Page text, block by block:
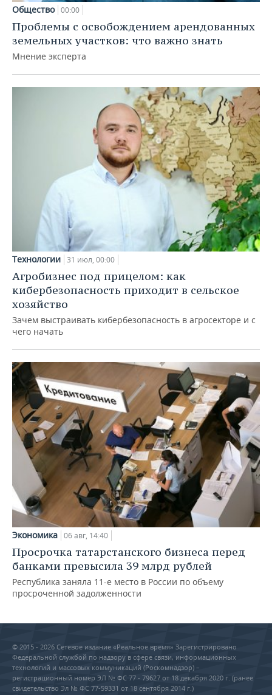
Общество 00:00
Проблемы с освобождением арендованных
земельных участков: что важно знать
Мнение эксперта
Технологии 31 июл, 00:00
Агробизнес под прицелом: как
кибербезопасность приходит в сельское
хозяйство
Зачем выстраивать кибербезопасность в агросекторе и с
чего начать
Экономика 06 авг, 14:40
Просрочка татарстанского бизнеса перед
банками превысила 39 млрд рублей
Республика заняла 11-е место в России по объему
просроченной задолженности
© 2015 - 2026 Сетевое издание «Реальное время» Зарегистрировано
Федеральной службой по надзору в сфере связи, информационных
технологий и массовых коммуникаций (Роскомнадзор) –
регистрационный номер ЭЛ № ФС 77 - 79627 от 18 декабря 2020 г. (ранее
свидетельство Эл № ФС 77-59331 от 18 сентября 2014 г.)